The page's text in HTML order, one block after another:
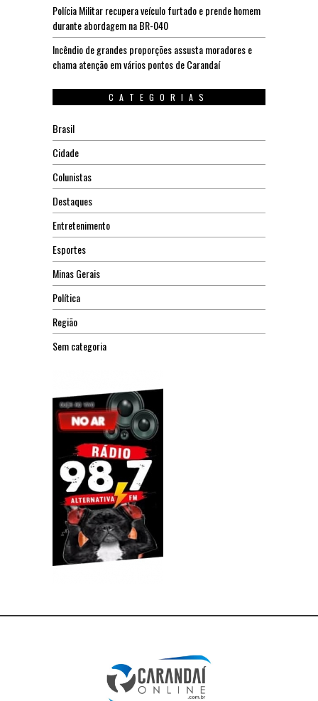
Polícia Militar recupera veículo furtado e prende homem
durante abordagem na BR-040
Incêndio de grandes proporções assusta moradores e
chama atenção em vários pontos de Carandaí
CATEGORIAS
Brasil
Cidade
Colunistas
Destaques
Entretenimento
Esportes
Minas Gerais
Política
Região
Sem categoria